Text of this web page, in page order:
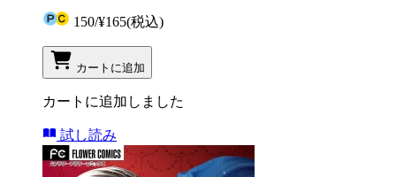
150/¥165(税込)
カートに追加
カートに追加しました
試し読み